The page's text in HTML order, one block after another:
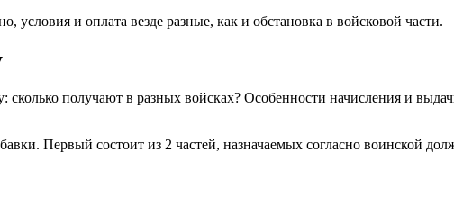
условия и оплата везде разные, как и обстановка в войсковой части.
получают в разных войсках? Особенности начисления и
Первый состоит из 2 частей, назначаемых согласно воинской